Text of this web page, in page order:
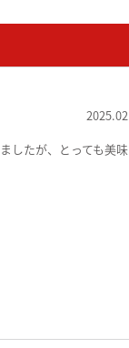
2025.02
したが、とっても美味